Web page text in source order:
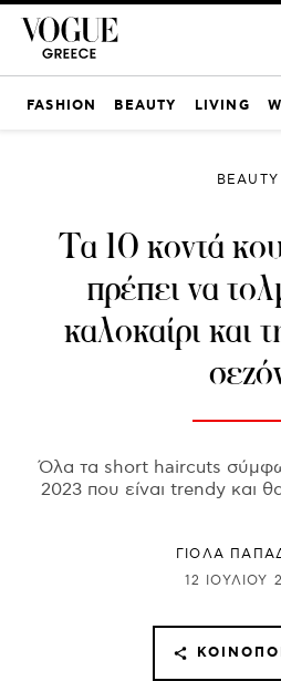
FASHION BEAUTY LIVING
BEAUTY
Τα 10 κοντά
πρέπει να
καλοκαίρι και
Όλα τα short haircuts
2023 που είναι trendy και
ΓΙΌΛΑ
12 ΙΟΥΛΊΟΥ